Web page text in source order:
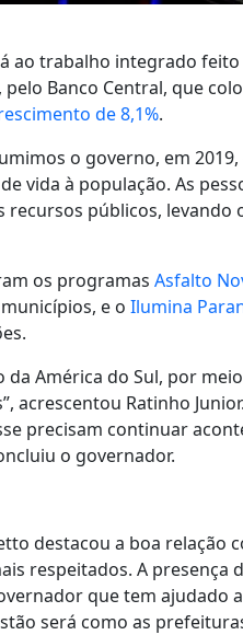
trabalho integrado
Banco Central, que
de 8,1%.
o governo, em
vida à população. As
públicos, levando
os programas Asfalto
e o Ilumina
América do Sul, por
Ratinho
precisam continuar
o governador.
destacou a boa relação
respeitados. A
que tem ajudado
será como as